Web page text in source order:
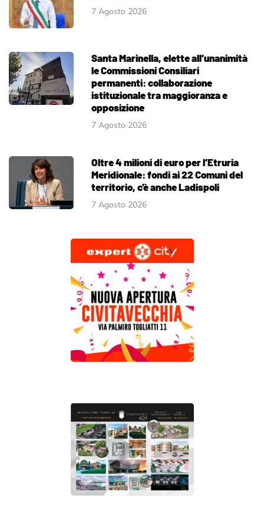
7 Agosto 2026
Santa Marinella, elette all’unanimità
le Commissioni Consiliari
permanenti: collaborazione
istituzionale tra maggioranza e
opposizione
7 Agosto 2026
Oltre 4 milioni di euro per l’Etruria
Meridionale: fondi ai 22 Comuni del
territorio, c’è anche Ladispoli
7 Agosto 2026